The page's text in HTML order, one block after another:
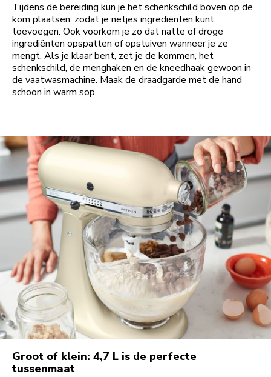
Tijdens de bereiding kun je het schenkschild boven op de
kom plaatsen, zodat je netjes ingrediënten kunt
toevoegen. Ook voorkom je zo dat natte of droge
ingrediënten opspatten of opstuiven wanneer je ze
mengt. Als je klaar bent, zet je de kommen, het
schenkschild, de menghaken en de kneedhaak gewoon in
de vaatwasmachine. Maak de draadgarde met de hand
schoon in warm sop.
Groot of klein: 4,7 L is de perfecte
tussenmaat